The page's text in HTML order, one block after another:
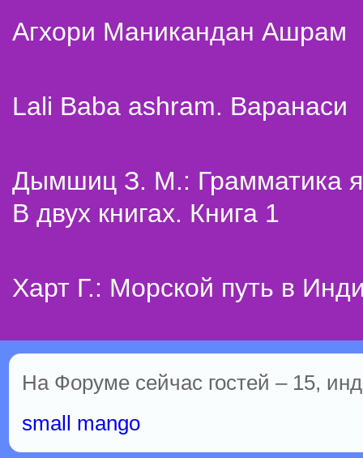
Агхори Маникандан Ашрам
Lali Baba ashram. Варанаси
Дымшиц З. М.: Грамматика
В двух книгах. Книга 1
Харт Г.: Морской путь в
На Форуме сейчас гостей – 15,
small mango